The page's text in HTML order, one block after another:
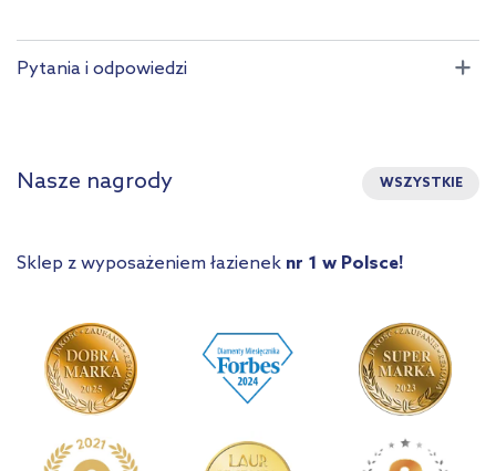
Pytania i odpowiedzi
Nasze nagrody WSZYSTKIE
Sklep z wyposażeniem łazienek nr 1 w Polsce!